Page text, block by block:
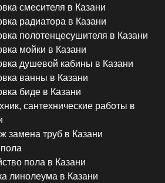
смесителя в Казани
радиатора в Казани
полотенцесушителя в Казани
мойки в Казани
душевой кабины в Казани
ванны в Казани
биде в Казани
сантехнические работы в
замена труб в Казани
пола в Казани
линолеума в Казани